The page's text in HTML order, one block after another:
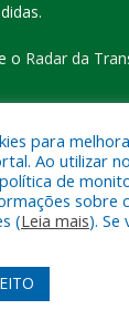
o Radar da
a
do
Acessar o
para
Ao utilizar
de
sobre
(Leia mais). Se